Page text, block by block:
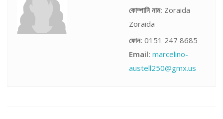
কোম্পানি নাম: Zoraida
Zoraida
ফোন: 0151 247 8685
Email: marcelino-
austell250@gmx.us